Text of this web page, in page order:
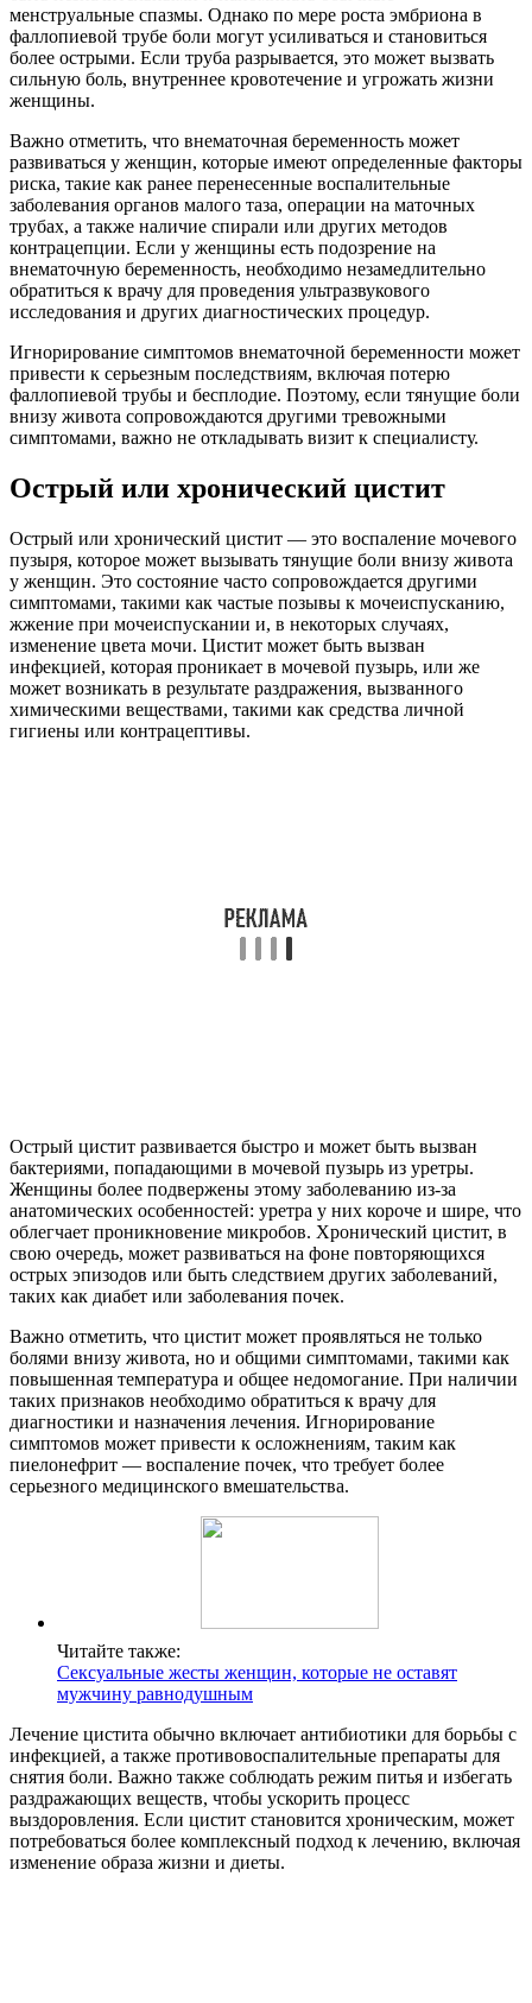
менструальные спазмы. Однако по мере роста эмбриона в
фаллопиевой трубе боли могут усиливаться и становиться
более острыми. Если труба разрывается, это может вызвать
сильную боль, внутреннее кровотечение и угрожать жизни
женщины.
Важно отметить, что внематочная беременность может
развиваться у женщин, которые имеют определенные факторы
риска, такие как ранее перенесенные воспалительные
заболевания органов малого таза, операции на маточных
трубах, а также наличие спирали или других методов
контрацепции. Если у женщины есть подозрение на
внематочную беременность, необходимо незамедлительно
обратиться к врачу для проведения ультразвукового
исследования и других диагностических процедур.
Игнорирование симптомов внематочной беременности может
привести к серьезным последствиям, включая потерю
фаллопиевой трубы и бесплодие. Поэтому, если тянущие боли
внизу живота сопровождаются другими тревожными
симптомами, важно не откладывать визит к специалисту.
Острый или хронический цистит
Острый или хронический цистит — это воспаление мочевого
пузыря, которое может вызывать тянущие боли внизу живота
у женщин. Это состояние часто сопровождается другими
симптомами, такими как частые позывы к мочеиспусканию,
жжение при мочеиспускании и, в некоторых случаях,
изменение цвета мочи. Цистит может быть вызван
инфекцией, которая проникает в мочевой пузырь, или же
может возникать в результате раздражения, вызванного
химическими веществами, такими как средства личной
гигиены или контрацептивы.
Острый цистит развивается быстро и может быть вызван
бактериями, попадающими в мочевой пузырь из уретры.
Женщины более подвержены этому заболеванию из-за
анатомических особенностей: уретра у них короче и шире, что
облегчает проникновение микробов. Хронический цистит, в
свою очередь, может развиваться на фоне повторяющихся
острых эпизодов или быть следствием других заболеваний,
таких как диабет или заболевания почек.
Важно отметить, что цистит может проявляться не только
болями внизу живота, но и общими симптомами, такими как
повышенная температура и общее недомогание. При наличии
таких признаков необходимо обратиться к врачу для
диагностики и назначения лечения. Игнорирование
симптомов может привести к осложнениям, таким как
пиелонефрит — воспаление почек, что требует более
серьезного медицинского вмешательства.
Читайте также:
Сексуальные жесты женщин, которые не оставят
мужчину равнодушным
Лечение цистита обычно включает антибиотики для борьбы с
инфекцией, а также противовоспалительные препараты для
снятия боли. Важно также соблюдать режим питья и избегать
раздражающих веществ, чтобы ускорить процесс
выздоровления. Если цистит становится хроническим, может
потребоваться более комплексный подход к лечению, включая
изменение образа жизни и диеты.